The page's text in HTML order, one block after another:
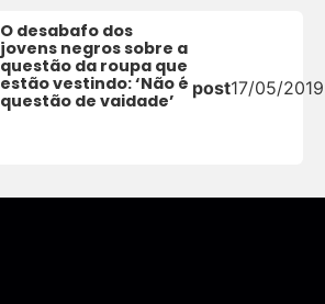
O desabafo dos
jovens negros sobre a
questão da roupa que
estão vestindo: ‘Não é
questão de vaidade’
post17/05/2019